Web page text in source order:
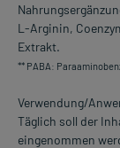
L-Arginin,
Extrakt.
** PABA:
Verwendung/
Täglich soll der
eingenommen